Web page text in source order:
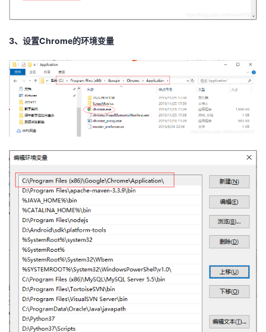
发
学
堂
课
程
的
认
证
我
的
实
验
我
的
收
藏
Programs
的
持
我
术
支
持
云
声
建
议
3、设置Chrome的环境变量